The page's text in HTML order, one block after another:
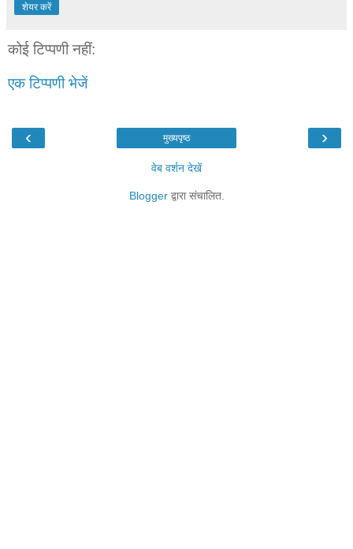
शेयर करें
कोई टिप्पणी नहीं:
एक टिप्पणी भेजें
‹ ›
मुख्यपृष्ठ
वेब वर्शन देखें
Bloggerद्वारा संचालित.